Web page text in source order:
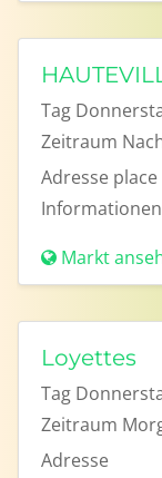
Tag
Zeitraum
Adresse
Informationen
Markt
Loyettes
Tag
Zeitraum
Adresse